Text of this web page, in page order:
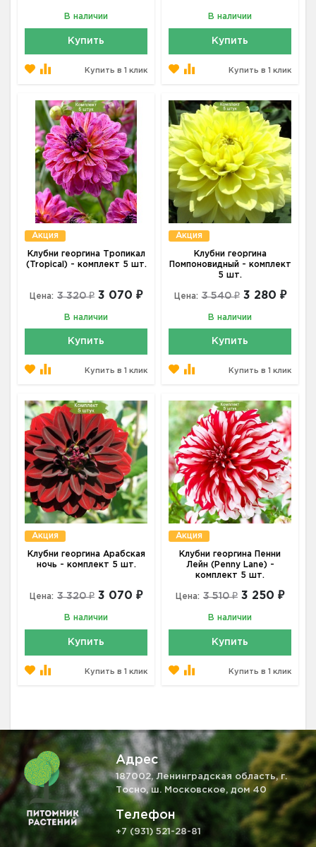
В наличии
Купить
Купить в 1 клик
В наличии
Купить
Купить в 1 клик
Акция
Клубни георгина Тропикал
(Tropical) - комплект 5 шт.
Цена: 3 320 ₽ 3 070 ₽
В наличии
Купить
Купить в 1 клик
Акция
Клубни георгина
Помпоновидный - комплект
5 шт.
Цена: 3 540 ₽ 3 280 ₽
В наличии
Купить
Купить в 1 клик
Акция
Клубни георгина Арабская
ночь - комплект 5 шт.
Цена: 3 320 ₽ 3 070 ₽
В наличии
Купить
Купить в 1 клик
Акция
Клубни георгина Пенни
Лейн (Penny Lane) -
комплект 5 шт.
Цена: 3 510 ₽ 3 250 ₽
В наличии
Купить
Купить в 1 клик
Адрес
187002, Ленинградская область, г.
Тосно, ш. Московское, дом 40
Телефон
+7 (931) 521-28-81